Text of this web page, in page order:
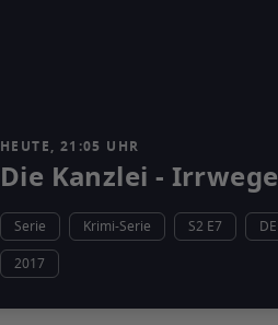
HEUTE, 21:05 UHR
Die Kanzlei - Irrwege
Serie Krimi-Serie S2 E7
DE
2017